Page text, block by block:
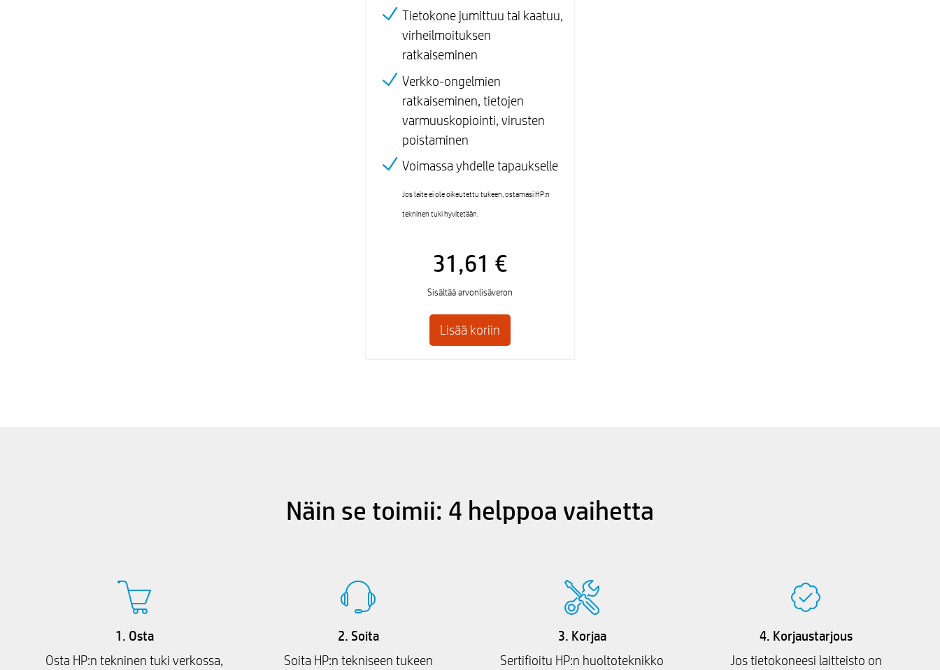
Tietokone jumittuu tai kaatuu,
virheilmoituksen
ratkaiseminen
Verkko-ongelmien
ratkaiseminen, tietojen
varmuuskopiointi, virusten
poistaminen
Voimassa yhdelle tapaukselle
Jos laite ei ole oikeutettu tukeen, ostamasi HP:n
tekninen tuki hyvitetään.
31,61 €
Sisältää arvonlisäveron
Näin se toimii: 4 helppoa vaihetta
1. Osta
Osta HP:n tekninen tuki verkossa,
2. Soita
Soita HP:n tekniseen tukeen
3. Korjaa
Sertifioitu HP:n huoltoteknikko
4. Korjaustarjous
Jos tietokoneesi laitteisto on